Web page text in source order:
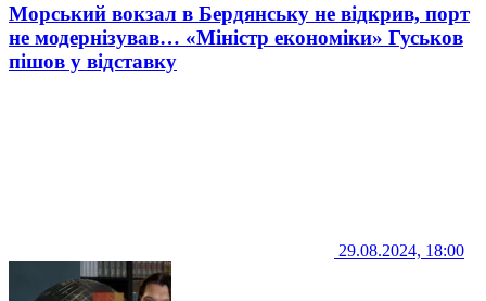
Морський вокзал в Бердянську не відкрив, порт
не модернізував… «Міністр економіки» Гуськов
пішов у відставку
29.08.2024, 18:00